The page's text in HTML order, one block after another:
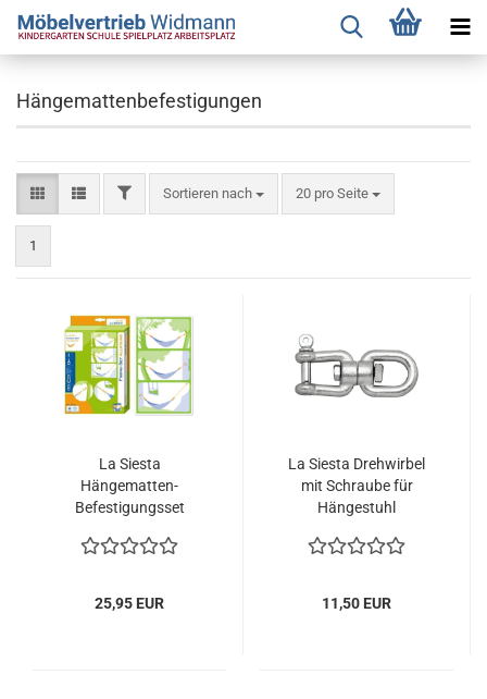
Hängemattenbefestigungen
FILTERSortieren nach
Sortieren nach 20 pro Seite
pro Seite
1
La Siesta
Hängematten-
Befestigungsset
25,95 EUR
La Siesta Drehwirbel
mit Schraube für
Hängestuhl
11,50 EUR